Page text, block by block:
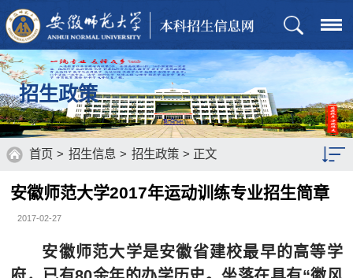
招生政策
首页 > 招生信息 > 招生政策 > 正文
招生章程
历年分数
安徽师范大学2017年运动训练专业招生简章
2017-02-27
安徽师范大学是安徽省建校最早的高等学